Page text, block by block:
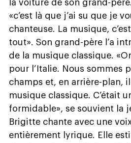
la voiture de son grand-
«c’est là que j’ai su que je
chanteuse. La musique,
tout». Son grand-père l’a
de la musique classique.
pour l’Italie. Nous sommes
champs et, en arrière-plan,
musique classique. C’était
formidable», se souvient la
Brigitte chante avec une
entièrement lyrique. Elle